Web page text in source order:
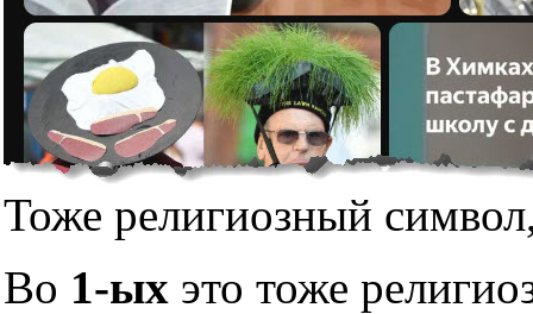
Тоже религиозный
Во 1-ых это тоже